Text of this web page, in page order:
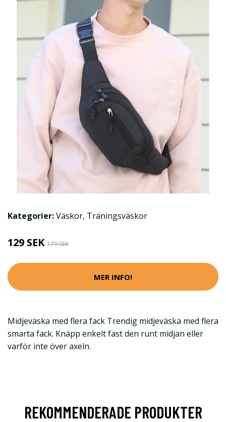
Kategorier:Väskor, Träningsväskor
129 SEK 179 SEK
MER INFO!
Midjeväska med flera fack Trendig midjeväska med flera
smarta fack. Knäpp enkelt fast den runt midjan eller
varför inte över axeln.
REKOMMENDERADE PRODUKTER